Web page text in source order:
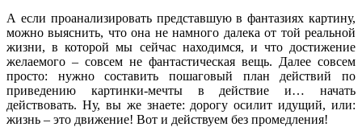
А если проанализировать представшую в фантазиях картину,
можно выяснить, что она не намного далека от той реальной
жизни, в которой мы сейчас находимся, и что достижение
желаемого – совсем не фантастическая вещь. Далее совсем
просто: нужно составить пошаговый план действий по
приведению картинки-мечты в действие и… начать
действовать. Ну, вы же знаете: дорогу осилит идущий, или:
жизнь – это движение! Вот и действуем без промедления!